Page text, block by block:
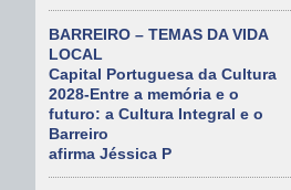
BARREIRO – TEMAS DA VIDA
LOCAL
Capital Portuguesa da Cultura
2028-Entre a memória e o
futuro: a Cultura Integral e o
Barreiro
afirma Jéssica P